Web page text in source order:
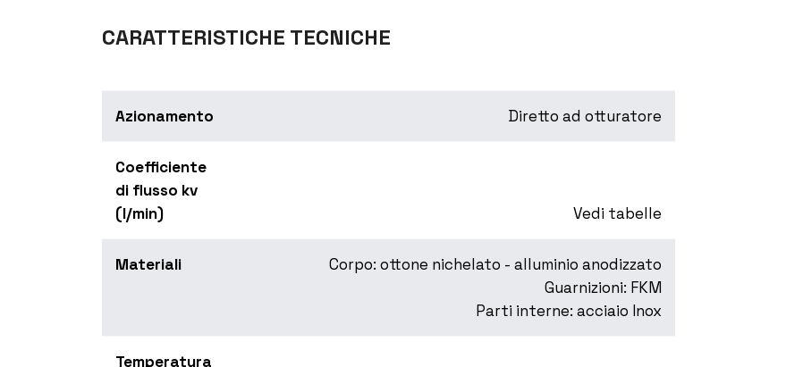
CARATTERISTICHE TECNICHE
Azionamento Diretto ad otturatore
Coefficiente
di flusso kv
(l/min)
Vedi tabelle
Materiali
Corpo: ottone nichelato - alluminio anodizzato
Guarnizioni: FKM
Parti interne: acciaio Inox
Temperatura